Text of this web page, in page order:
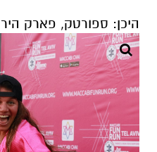
היכן: ספורטק, פארק